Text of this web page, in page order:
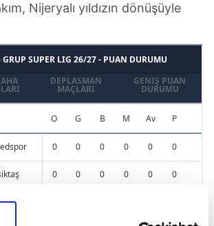
Nijeryalı yıldızın dönüşüyle